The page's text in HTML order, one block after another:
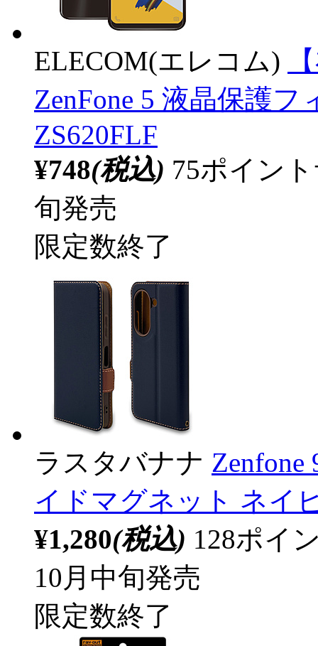
ELECOM(エレコム)
ZenFone 5 液晶保護
ZS620FLF
¥748(税込) 75ポイン
旬発売
限定数終了
ラスタバナナ
イドマグネット ネイ
¥1,280(税込) 128ポイ
10月中旬発売
限定数終了